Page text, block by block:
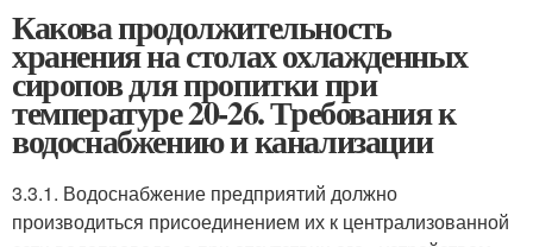
Какова продолжительность
хранения на столах охлажденных
сиропов для пропитки при
температуре 20-26. Требования к
водоснабжению и канализации
3.3.1. Водоснабжение предприятий должно
производиться присоединением их к централизованной